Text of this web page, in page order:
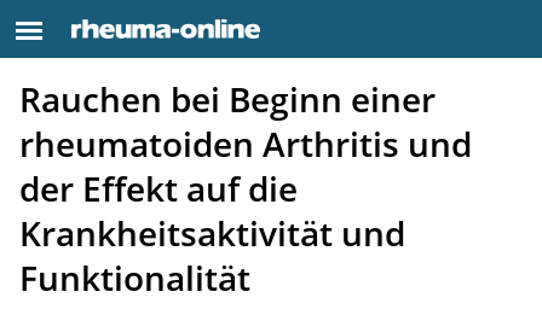
Rauchen bei Beginn einer
rheumatoiden Arthritis und
der Effekt auf die
Krankheitsaktivität und
Funktionalität